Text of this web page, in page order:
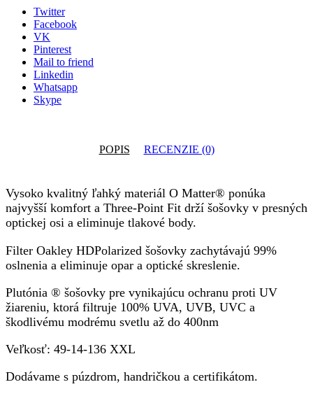
Twitter
Facebook
VK
Pinterest
Mail to friend
Linkedin
Whatsapp
Skype
POPIS RECENZIE (0)
Vysoko kvalitný ľahký materiál O Matter® ponúka
najvyšší komfort a Three-Point Fit drží šošovky v presných
optickej osi a eliminuje tlakové body.
Filter Oakley HDPolarized šošovky zachytávajú 99%
oslnenia a eliminuje opar a optické skreslenie.
Plutónia ® šošovky pre vynikajúcu ochranu proti UV
žiareniu, ktorá filtruje 100% UVA, UVB, UVC a
škodlivému modrému svetlu až do 400nm
Veľkosť: 49-14-136 XXL
Dodávame s púzdrom, handričkou a certifikátom.